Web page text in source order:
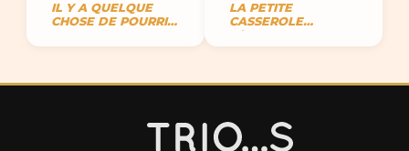
IL Y A QUELQUE
CHOSE DE POURRI,
HAMLÉTIQUE
LA PETITE
CASSEROLE
D’ANATOLE